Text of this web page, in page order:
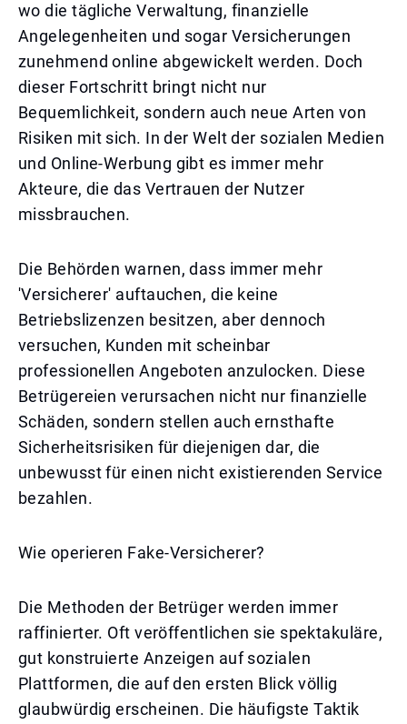
wo die tägliche Verwaltung, finanzielle
Angelegenheiten und sogar Versicherungen
zunehmend online abgewickelt werden. Doch
dieser Fortschritt bringt nicht nur
Bequemlichkeit, sondern auch neue Arten von
Risiken mit sich. In der Welt der sozialen Medien
und Online-Werbung gibt es immer mehr
Akteure, die das Vertrauen der Nutzer
missbrauchen.
Die Behörden warnen, dass immer mehr
'Versicherer' auftauchen, die keine
Betriebslizenzen besitzen, aber dennoch
versuchen, Kunden mit scheinbar
professionellen Angeboten anzulocken. Diese
Betrügereien verursachen nicht nur finanzielle
Schäden, sondern stellen auch ernsthafte
Sicherheitsrisiken für diejenigen dar, die
unbewusst für einen nicht existierenden Service
bezahlen.
Wie operieren Fake-Versicherer?
Die Methoden der Betrüger werden immer
raffinierter. Oft veröffentlichen sie spektakuläre,
gut konstruierte Anzeigen auf sozialen
Plattformen, die auf den ersten Blick völlig
glaubwürdig erscheinen. Die häufigste Taktik